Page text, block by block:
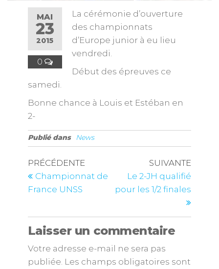
MAI
23
2015
0
La cérémonie d’ouverture
des championnats
d’Europe junior à eu lieu
vendredi.
Début des épreuves ce
samedi.
Bonne chance à Louis et Estéban en
2-
Publié dans News
PRÉCÉDENTE
Championnat de
France UNSS
SUIVANTE
Le 2-JH qualifié
pour les 1/2 finales
Laisser un commentaire
Votre adresse e-mail ne sera pas
publiée. Les champs obligatoires sont